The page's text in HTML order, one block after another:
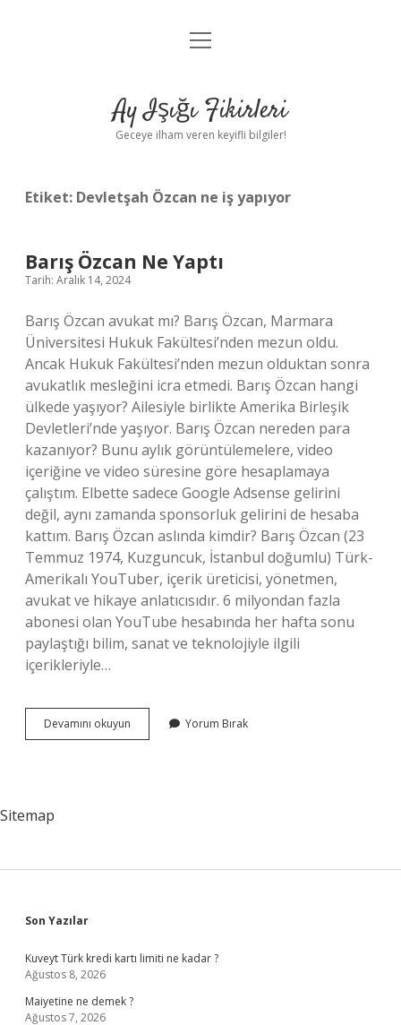
Anasayfa
Yasal Uyarı
menüyü
Ay Işığı Fikirleri
Geceye ilham veren keyifli bilgiler!
Etiket: Devletşah Özcan ne iş yapıyor
Barış Özcan Ne Yaptı
Tarih: Aralık 14, 2024
Barış Özcan avukat mı? Barış Özcan, Marmara
Üniversitesi Hukuk Fakültesi’nden mezun oldu.
Ancak Hukuk Fakültesi’nden mezun olduktan sonra
avukatlık mesleğini icra etmedi. Barış Özcan hangi
ülkede yaşıyor? Ailesiyle birlikte Amerika Birleşik
Devletleri’nde yaşıyor. Barış Özcan nereden para
kazanıyor? Bunu aylık görüntülemelere, video
içeriğine ve video süresine göre hesaplamaya
çalıştım. Elbette sadece Google Adsense gelirini
değil, aynı zamanda sponsorluk gelirini de hesaba
kattım. Barış Özcan aslında kimdir? Barış Özcan (23
Temmuz 1974, Kuzguncuk, İstanbul doğumlu) Türk-
Amerikalı YouTuber, içerik üreticisi, yönetmen,
avukat ve hikaye anlatıcısıdır. 6 milyondan fazla
abonesi olan YouTube hesabında her hafta sonu
paylaştığı bilim, sanat ve teknolojiyle ilgili
içerikleriyle…
Devamını okuyun
Özcan
Yorum Bırak
Sitemap
Sidebar
Son Yazılar
Kuveyt Türk kredi kartı limiti ne kadar ?
Ağustos 8, 2026
Maiyetine ne demek ?
Ağustos 7, 2026